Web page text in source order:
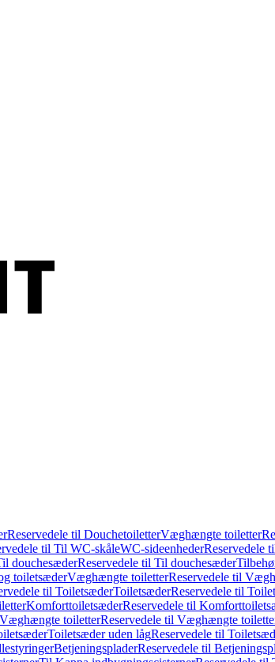
Reservedele til DouchetoiletterVæghængte toiletter
til Til WC-skåleWC-sideenhederReservedele
douchesæderReservedele til Til douchesæder
toiletsæderVæghængte toiletterReservedele til
til ToiletsæderToiletsæderReservedele til
KomforttoiletsæderReservedele til
Væghængte toiletterReservedele til Væghængte
Toiletsæder uden lågReservedele til
BetjeningspladerReservedele til